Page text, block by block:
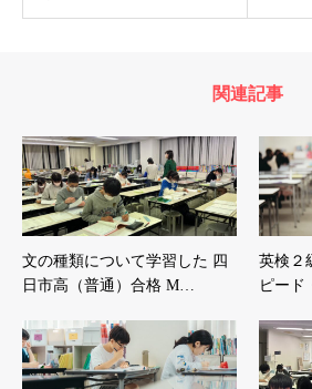
関連記事
文の種類について学習した 四
日市高（普通）合格 M…
英検２
ピー